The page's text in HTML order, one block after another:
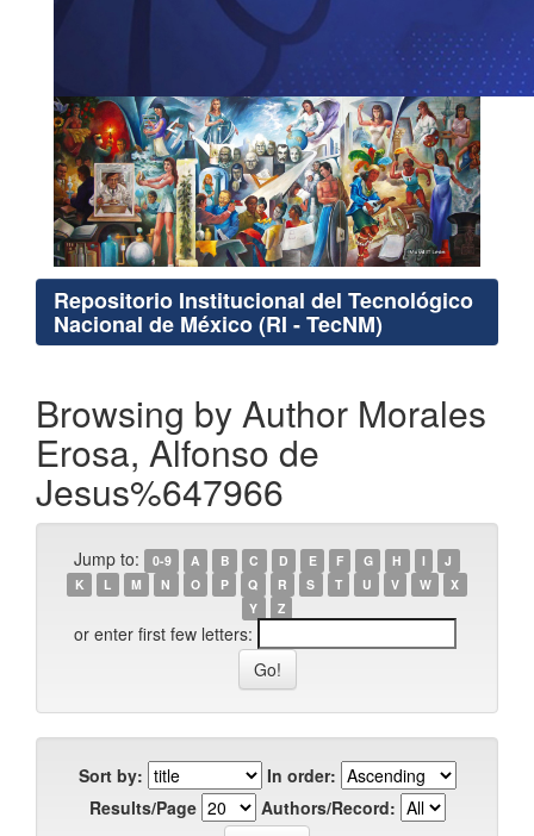
Repositorio Institucional del Tecnológico
Nacional de México (RI - TecNM)
Browsing by Author Morales
Erosa, Alfonso de
Jesus%647966
Jump to: 0-9 A B C D E F G H I
J
K
L M N O P Q R S T U V W
X
Y
Z
or enter first few letters:
Sort by:
In order:
Results/Page
Authors/Record: